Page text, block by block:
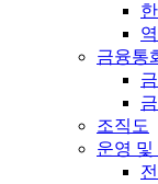
금융통
조직도
운영 및